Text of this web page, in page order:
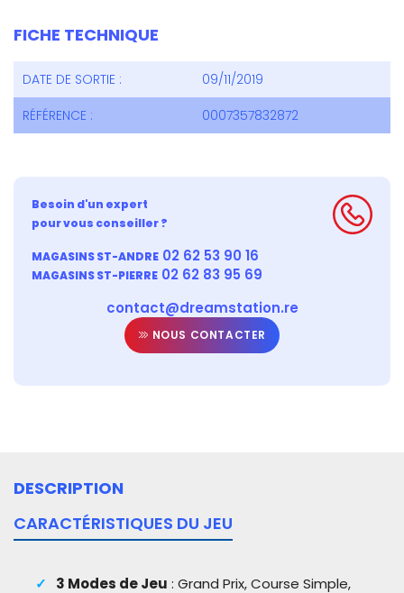
FICHE TECHNIQUE
DATE DE SORTIE :
09/11/2019
RÉFÉRENCE :
0007357832872
Besoin d'un expert
pour vous conseiller ?
MAGASINS ST-ANDRE 02 62 53 90 16
MAGASINS ST-PIERRE 02 62 83 95 69
contact@dreamstation.re
NOUS CONTACTER
DESCRIPTION
CARACTÉRISTIQUES DU JEU
3 Modes de Jeu : Grand Prix, Course Simple,